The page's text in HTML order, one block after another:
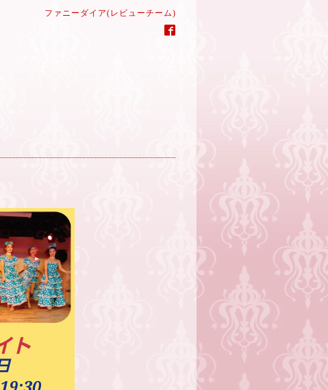
ファニーダイア(レビューチーム)